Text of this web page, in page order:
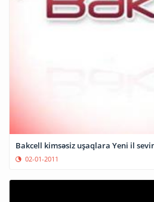
Bakcell kimsəsiz uşaqlara Yeni il
02-01-2011